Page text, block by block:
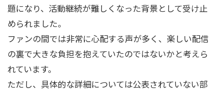
題になり、活動継続が難しくなった背景として受け止
められました。
ファンの間では非常に心配する声が多く、楽しい配信
の裏で大きな負担を抱えていたのではないかと考えら
れています。
ただし、具体的な詳細については公表されていない部